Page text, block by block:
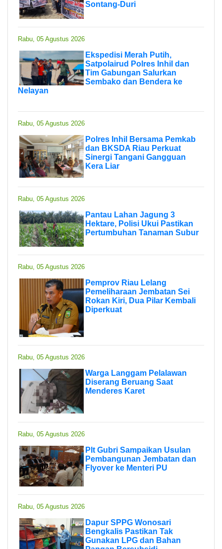
Sontang-Duri
Rabu, 05 Agustus 2026
Ekspedisi Merah Putih,
Satpolairud Polres Inhil dan
Tim Gabungan Salurkan
Sembako dan Bendera ke
Nelayan
Rabu, 05 Agustus 2026
Polres Inhil Bersama Pemkab
dan BKSDA Riau Perkuat
Sinergi Tangani Gangguan
Kera Liar
Rabu, 05 Agustus 2026
Pantau Lahan Jagung 3
Hektare, Polisi Ukui Pastikan
Pertumbuhan Tanaman Subur
Rabu, 05 Agustus 2026
Pemprov Riau Lelang
Pemeliharaan Jembatan Sei
Rokan Kiri, Dua Pilar Kembali
Diperkuat
Rabu, 05 Agustus 2026
Warga Langgam Pelalawan
Diserang Beruang Saat
Menderes Karet
Rabu, 05 Agustus 2026
Plt Gubri Sampaikan Usulan
Pembangunan Jembatan dan
Flyover ke Menteri PU
Rabu, 05 Agustus 2026
Dapur SPPG Wonosari
Bengkalis Pastikan Tak
Gunakan LPG dan Bahan